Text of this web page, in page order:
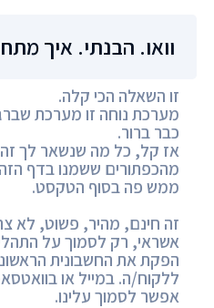
וואו. הבנתי. איך
זו השאלה הכי קלה.
מערכת נוחה זו מערכת
כבר ברור.
אז קל, כל מה שנשאר לך
מהכפתורים ששמנו בדף
ממש פה בסוף הטקסט.
זה חינם, מהיר, פשוט, לא
אשראי, רק לסמוך על
הפקת את החשבונית
ללקוח/ה. במייל או
אפשר לסמוך עלינו.